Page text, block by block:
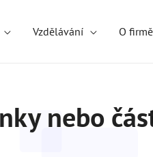
Vzdělávání O firmě
nebo